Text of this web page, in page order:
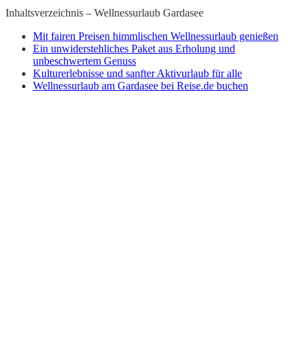
Inhaltsverzeichnis – Wellnessurlaub Gardasee
Mit fairen Preisen himmlischen Wellnessurlaub genießen
Ein unwiderstehliches Paket aus Erholung und
unbeschwertem Genuss
Kulturerlebnisse und sanfter Aktivurlaub für alle
Wellnessurlaub am Gardasee bei Reise.de buchen